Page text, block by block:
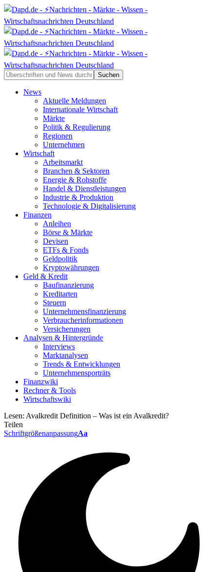
News
Aktuelle Meldungen
Internationale Wirtschaft
Märkte
Politik & Regulierung
Regionen
Unternehmen
Wirtschaft
Arbeitsmarkt
Branchen & Sektoren
Energie & Rohstoffe
Handel & Dienstleistungen
Industrie & Produktion
Technologie & Digitalisierung
Finanzen
Anleihen
Börse & Märkte
Devisen
ETFs & Fonds
Geldpolitik
Kryptowährungen
Geld & Kredit
Baufinanzierung
Kreditarten
Steuern
Unternehmensfinanzierung
Verbraucherinformationen
Versicherungen
Analysen & Hintergründe
Interviews
Marktanalysen
Trends & Entwicklungen
Unternehmensporträts
Finanzwiki
Rechner & Tools
Wirtschaftswiki
Lesen: Avalkredit Definition – Was ist ein Avalkredit?
Teilen
SchriftgrößenanpassungAa